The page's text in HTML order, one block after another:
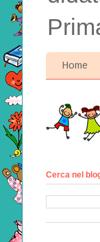
Home
Cerca nel